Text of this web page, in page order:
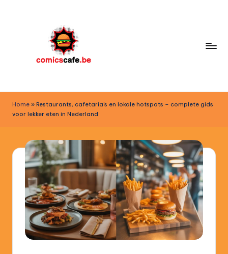
o
m
Home » Restaurants, cafetaria’s en lokale hotspots – complete gids
voor lekker eten in Nederland